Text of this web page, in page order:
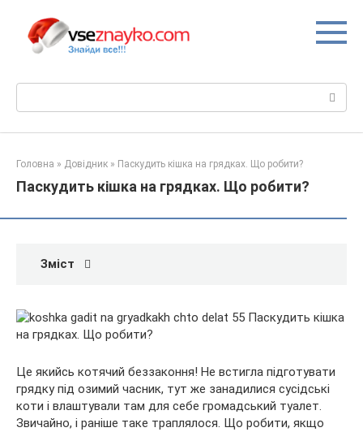
вмісту
Головна » Довідник » Паскудить кішка на грядках. Що робити?
Паскудить кішка на грядках. Що робити?
Зміст
Це якийсь котячий беззаконня! Не встигла підготувати
грядку під озимий часник, тут же занадилися сусідські
коти і влаштували там для себе громадський туалет.
Звичайно, і раніше таке траплялося. Що робити, якщо